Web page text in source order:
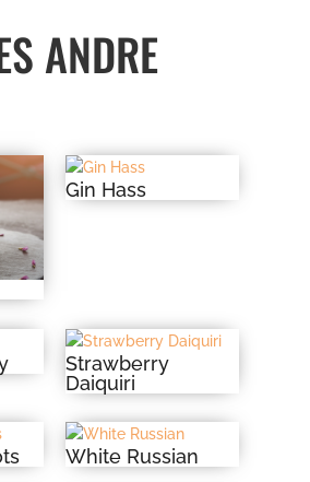
ANDRE
Gin Hass
Strawberry
Daiquiri
White Russian